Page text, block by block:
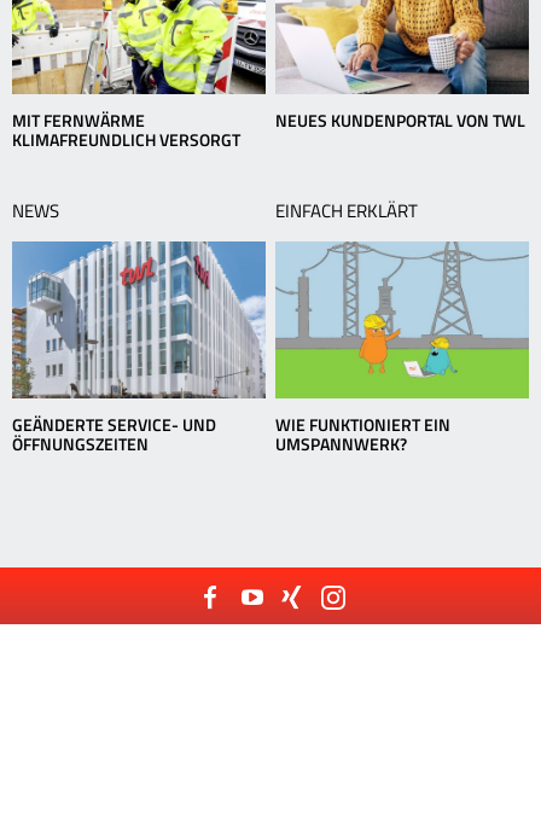
MIT FERNWÄRME
KLIMAFREUNDLICH VERSORGT
NEUES KUNDENPORTAL VON TWL
NEWS
GEÄNDERTE SERVICE- UND
ÖFFNUNGSZEITEN
EINFACH ERKLÄRT
WIE FUNKTIONIERT EIN
UMSPANNWERK?